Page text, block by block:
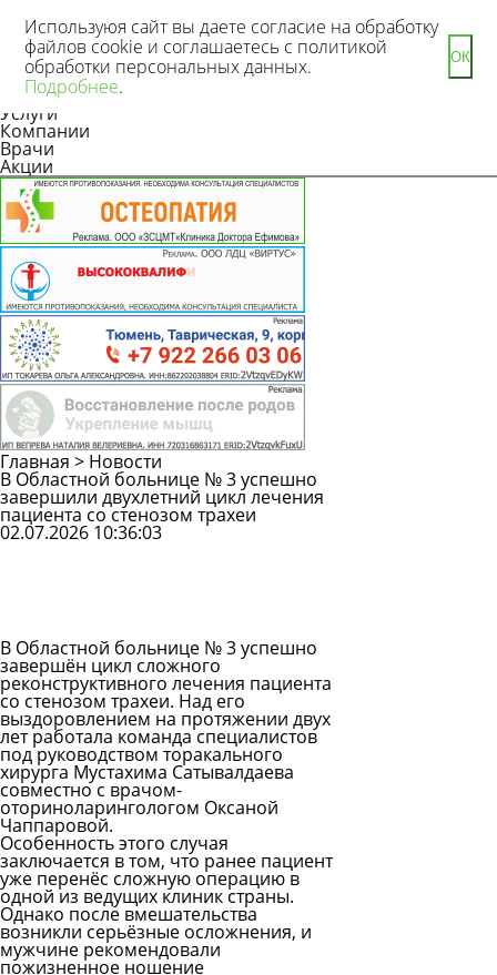
Новости
Статьи
Услуги
Компании
Врачи
Акции
Главная > Новости
В Областной больнице № 3 успешно
завершили двухлетний цикл лечения
пациента со стенозом трахеи
02.07.2026 10:36:03
В Областной больнице № 3 успешно
завершён цикл сложного
реконструктивного лечения пациента
со стенозом трахеи. Над его
выздоровлением на протяжении двух
лет работала команда специалистов
под руководством торакального
хирурга Мустахима Сатывалдаева
совместно с врачом-
оториноларингологом Оксаной
Чаппаровой.
Особенность этого случая
заключается в том, что ранее пациент
уже перенёс сложную операцию в
одной из ведущих клиник страны.
Однако после вмешательства
возникли серьёзные осложнения, и
мужчине рекомендовали
пожизненное ношение
Используюя сайт вы даете согласие на обработку
файлов cookie и соглашаетесь с политикой
обработки персональных данных.
Подробнее.
ОК